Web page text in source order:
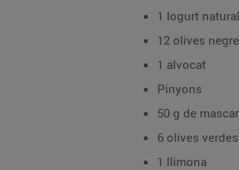
1 Iogurt
12 olives
1 alvocat
Pinyons
50 g de
6 olives
1 llimona